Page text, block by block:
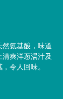
氨基酸，味道
爽洋蔥湯汁及
令人回味。